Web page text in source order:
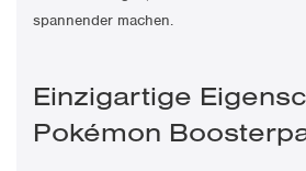
spannender machen.
Einzigartige
Pokémon